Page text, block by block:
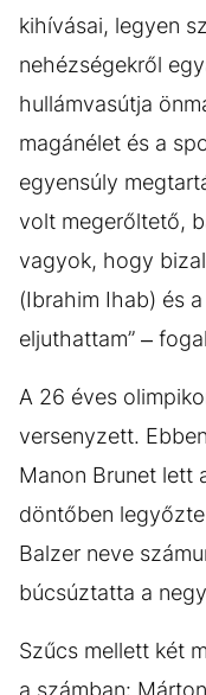
kihívásai, legyen
nehézségekről
hullámvasútja
magánélet és a
egyensúly
volt megerőltető,
vagyok, hogy
(Ibrahim Ihab) és
eljuthattam” –
A 26 éves
versenyzett.
Manon Brunet lett
döntőben
Balzer neve
búcsúztatta a
Szűcs mellett két
a számban: